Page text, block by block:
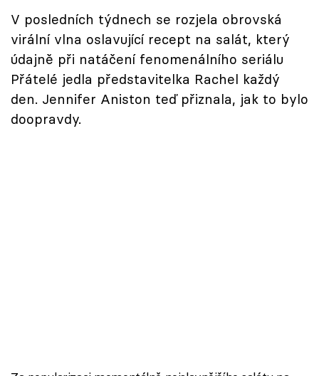
Přihlášení
Sledujte nás
V posledních týdnech se rozjela obrovská
virální vlna oslavující recept na salát, který
údajně při natáčení fenomenálního seriálu
Přátelé jedla představitelka Rachel každý
den. Jennifer Aniston teď přiznala, jak to bylo
doopravdy.